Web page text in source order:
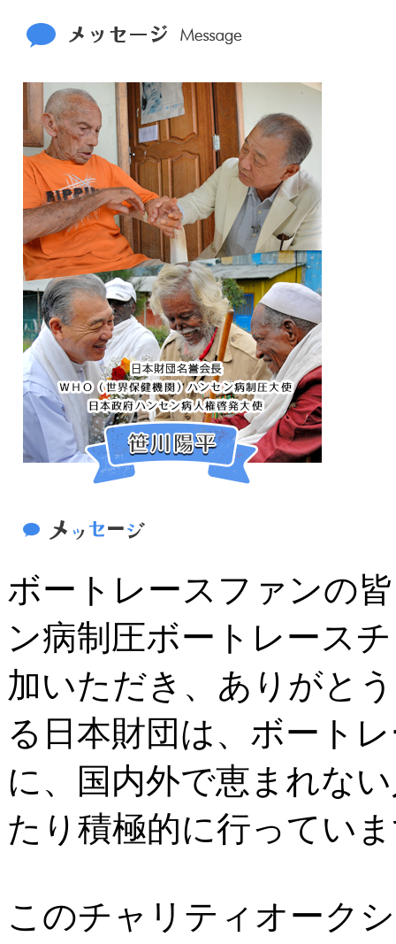
ボートレースファンの
ン病制圧ボートレース
加いただき、ありがと
る日本財団は、ボート
に、国内外で恵まれな
たり積極的に行ってい
このチャリティオーク